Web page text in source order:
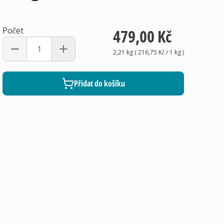
Počet 479,00 Kč
2,21 kg(216,75 Kč/ 1 kg)
Přidat do košíku